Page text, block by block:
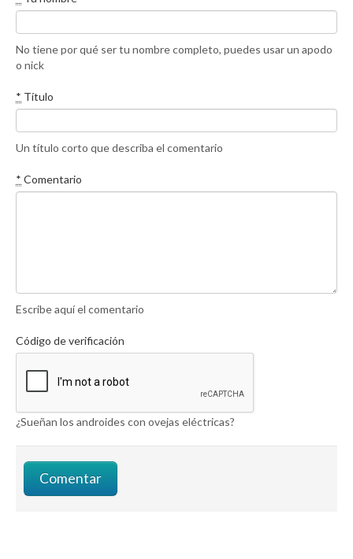
No tiene por qué ser tu nombre completo, puedes usar un apodo
o nick
* Título
Un título corto que describa el comentario
* Comentario
Escribe aquí el comentario
Código de verificación
¿Sueñan los androides con ovejas eléctricas?